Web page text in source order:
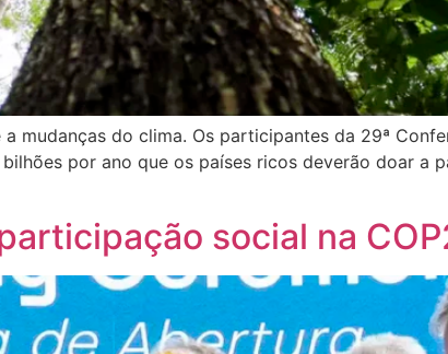
mudanças do clima. Os participantes da 29ª
por ano que os países ricos deverão doar a
social na